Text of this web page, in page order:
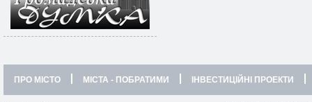
ПРО МІСТО МІСТА - ПОБРАТИМИ ІНВЕСТИЦІЙНІ ПРОЕКТИ